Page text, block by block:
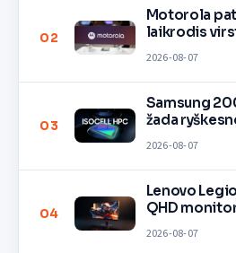
02
Motorola
laikrodis
2026-08-07
03
Samsung
žada
2026-08-07
04
Lenovo
QHD
2026-08-07